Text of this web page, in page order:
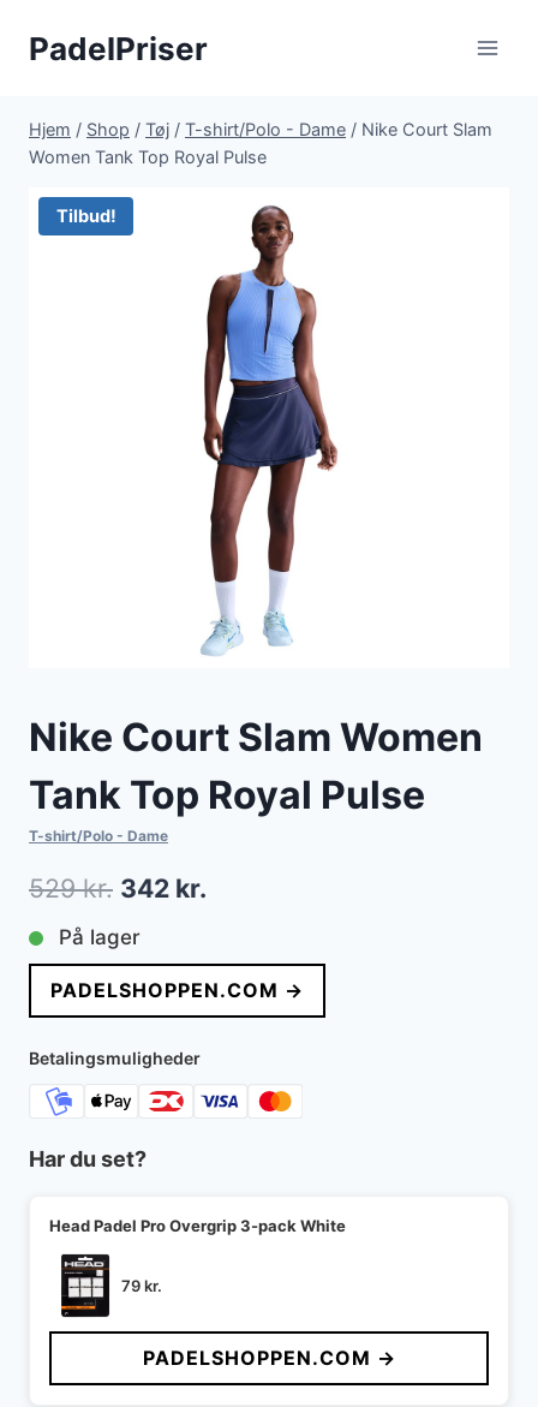
PadelPriser
Hjem / Shop / Tøj / T-shirt/Polo - Dame / Nike Court Slam
Women Tank Top Royal Pulse
Tilbud!
Nike Court Slam Women
Tank Top Royal Pulse
T-shirt/Polo - Dame
529kr. Den
oprindelige
pris
var:
529 kr..
342 kr.
pris
er:
På lager
PADELSHOPPEN.COM →
Betalingsmuligheder
Har du set?
Head Padel Pro Overgrip 3-pack White
79kr.
PADELSHOPPEN.COM →